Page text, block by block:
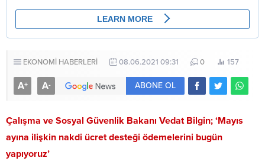
EKONOMİ HABERLERİ 08.06.2021 09:31 0 157
A+ A- ABONE OL
Çalışma ve Sosyal Güvenlik Bakanı Vedat Bilgin; ‘Mayıs
ayına ilişkin nakdi ücret desteği ödemelerini bugün
yapıyoruz’